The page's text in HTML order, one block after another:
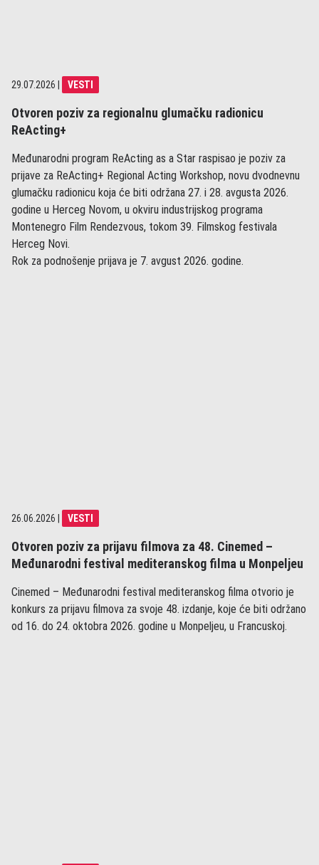
29.07.2026 VESTI
Otvoren poziv za regionalnu glumačku radionicu
ReActing+
Međunarodni program ReActing as a Star raspisao je poziv za
prijave za ReActing+ Regional Acting Workshop, novu dvodnevnu
glumačku radionicu koja će biti održana 27. i 28. avgusta 2026.
godine u Herceg Novom, u okviru industrijskog programa
Montenegro Film Rendezvous, tokom 39. Filmskog festivala
Herceg Novi.
Rok za podnošenje prijava je 7. avgust 2026. godine.
26.06.2026 VESTI
Otvoren poziv za prijavu filmova za 48. Cinemed –
Međunarodni festival mediteranskog filma u Monpeljeu
Cinemed – Međunarodni festival mediteranskog filma otvorio je
konkurs za prijavu filmova za svoje 48. izdanje, koje će biti održano
od 16. do 24. oktobra 2026. godine u Monpeljeu, u Francuskoj.